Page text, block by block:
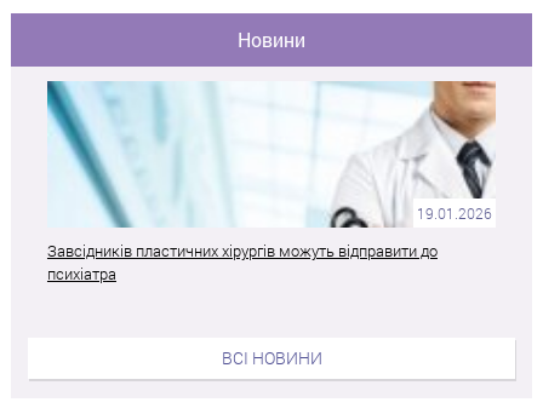
Новини
19.01.2026
Завсідників пластичних хірургів можуть відправити до
психіатра
ВСІ НОВИНИ